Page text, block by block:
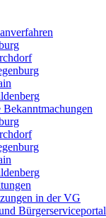
in der VG
Bürgerserviceportal